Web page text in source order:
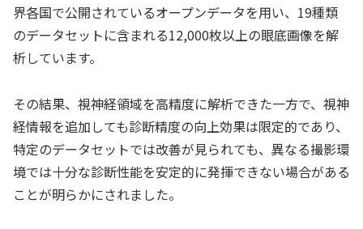
界各国で公開されているオープンデータを用い、19種類
のデータセットに含まれる12,000枚以上の眼底画像を解
析しています。
その結果、視神経領域を高精度に解析できた一方で、視神
経情報を追加しても診断精度の向上効果は限定的であり、
特定のデータセットでは改善が見られても、異なる撮影環
境では十分な診断性能を安定的に発揮できない場合がある
ことが明らかにされました。